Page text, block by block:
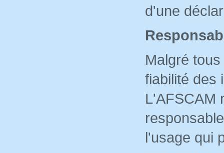
d'une
Malgré
fiabilité des
L'AFSCAM
l'usage qui